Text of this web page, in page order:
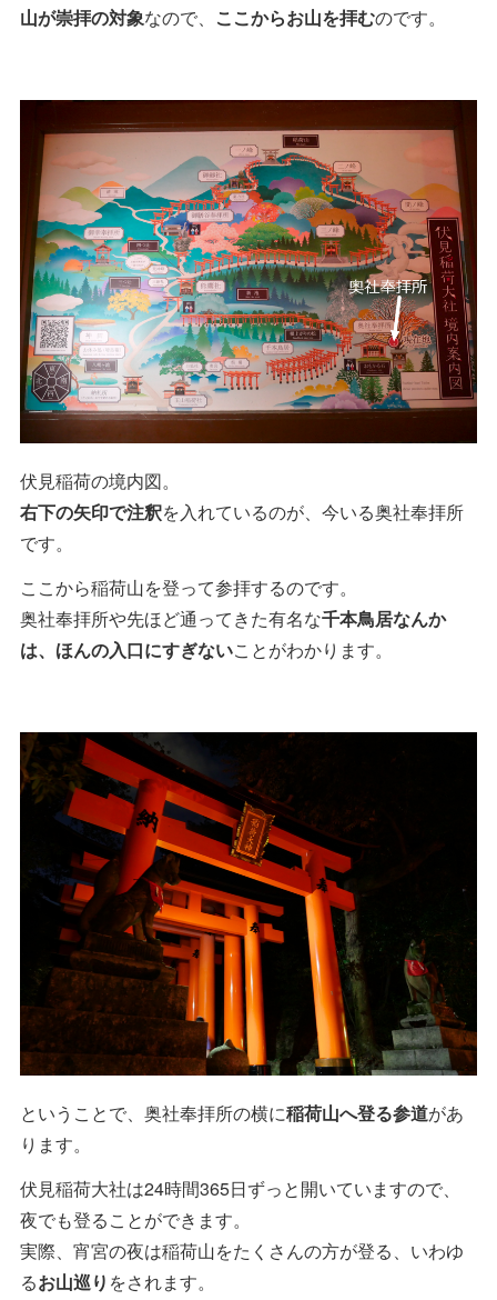
山が崇拝の対象なので、 ここからお山を拝むのです。
伏見稲荷の境内図。
右下の矢印で注釈を入れているのが、今いる奥社奉拝所
です。
ここから稲荷山を登って参拝するのです。
奥社奉拝所や先ほど通ってきた有名な千本鳥居なんか
は、ほんの入口にすぎないことがわかります。
ということで、奥社奉拝所の横に稲荷山へ登る参道があ
ります。
伏見稲荷大社は24時間365日ずっと開いていますので、
夜でも登ることができます。
実際、宵宮の夜は稲荷山をたくさんの方が登る、いわゆ
るお山巡り をされます。